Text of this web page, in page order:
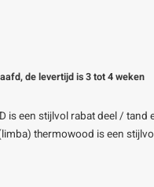
Alle
de levertijd is 3 tot 4 weken
een stijlvol rabat deel / tand
thermowood is een